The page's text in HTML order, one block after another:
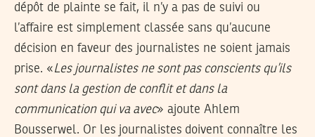
dépôt de plainte se fait, il n’y a pas de suivi ou
l’affaire est simplement classée sans qu’aucune
décision en faveur des journalistes ne soient jamais
prise. «Les journalistes ne sont pas conscients qu’ils
sont dans la gestion de conflit et dans la
communication qui va avec» ajoute Ahlem
Bousserwel. Or les journalistes doivent connaître les